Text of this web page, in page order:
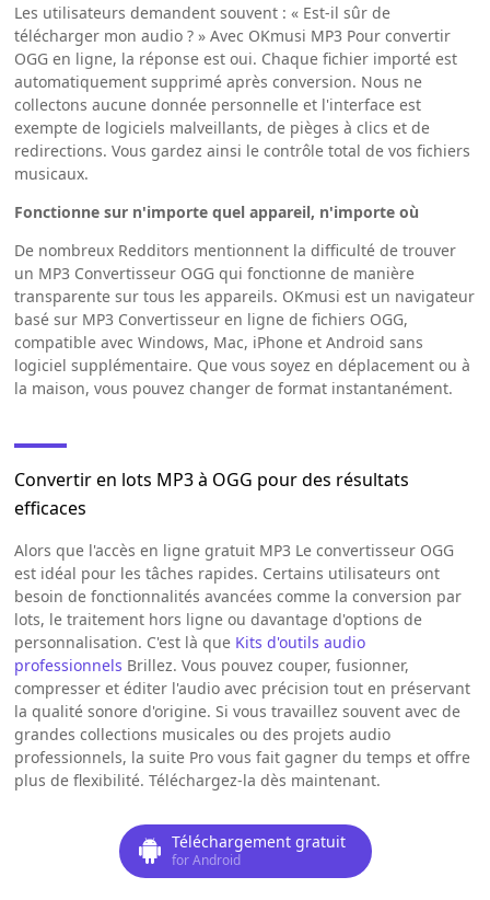
Les utilisateurs demandent souvent : « Est-il sûr de
télécharger mon audio ? » Avec OKmusi MP3 Pour convertir
OGG en ligne, la réponse est oui. Chaque fichier importé est
automatiquement supprimé après conversion. Nous ne
collectons aucune donnée personnelle et l'interface est
exempte de logiciels malveillants, de pièges à clics et de
redirections. Vous gardez ainsi le contrôle total de vos fichiers
musicaux.
Fonctionne sur n'importe quel appareil, n'importe où
De nombreux Redditors mentionnent la difficulté de trouver
un MP3 Convertisseur OGG qui fonctionne de manière
transparente sur tous les appareils. OKmusi est un navigateur
basé sur MP3 Convertisseur en ligne de fichiers OGG,
compatible avec Windows, Mac, iPhone et Android sans
logiciel supplémentaire. Que vous soyez en déplacement ou à
la maison, vous pouvez changer de format instantanément.
Convertir en lots MP3 à OGG pour des résultats
efficaces
Alors que l'accès en ligne gratuit MP3 Le convertisseur OGG
est idéal pour les tâches rapides. Certains utilisateurs ont
besoin de fonctionnalités avancées comme la conversion par
lots, le traitement hors ligne ou davantage d'options de
personnalisation. C'est là que Kits d'outils audio
professionnels Brillez. Vous pouvez couper, fusionner,
compresser et éditer l'audio avec précision tout en préservant
la qualité sonore d'origine. Si vous travaillez souvent avec de
grandes collections musicales ou des projets audio
professionnels, la suite Pro vous fait gagner du temps et offre
plus de flexibilité. Téléchargez-la dès maintenant.
Téléchargement gratuit
for Android